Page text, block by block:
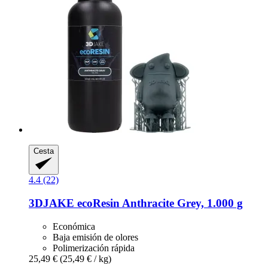
Cesta
4.4 (22)
3DJAKE ecoResin Anthracite Grey, 1.000 g
Económica
Baja emisión de olores
Polimerización rápida
25,49 € (25,49 € / kg)